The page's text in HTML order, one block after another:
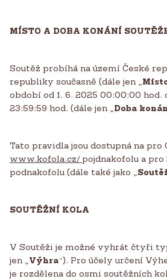
MÍSTO A DOBA KONÁNÍ
Soutěž probíhá na území České
republiky současně (dále jen „
období od 1. 6. 2025 00:00:00 hod.
23:59:59 hod. (dále jen „ Doba
Tato pravidla jsou dostupná na pro
www.kofola.cz/ pojdnakofolu a pro
podnakofolu (dále také jako „
SOUTĚŽNÍ KOLA
V Soutěži je možné vyhrát čtyři
jen „ Výhra“). Pro účely určení
je rozdělena do osmi soutěžních kol